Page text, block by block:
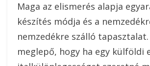
Maga az elismerés alapja
készítés módja és a
nemzedékre szálló
meglepő, hogy ha egy külföldi